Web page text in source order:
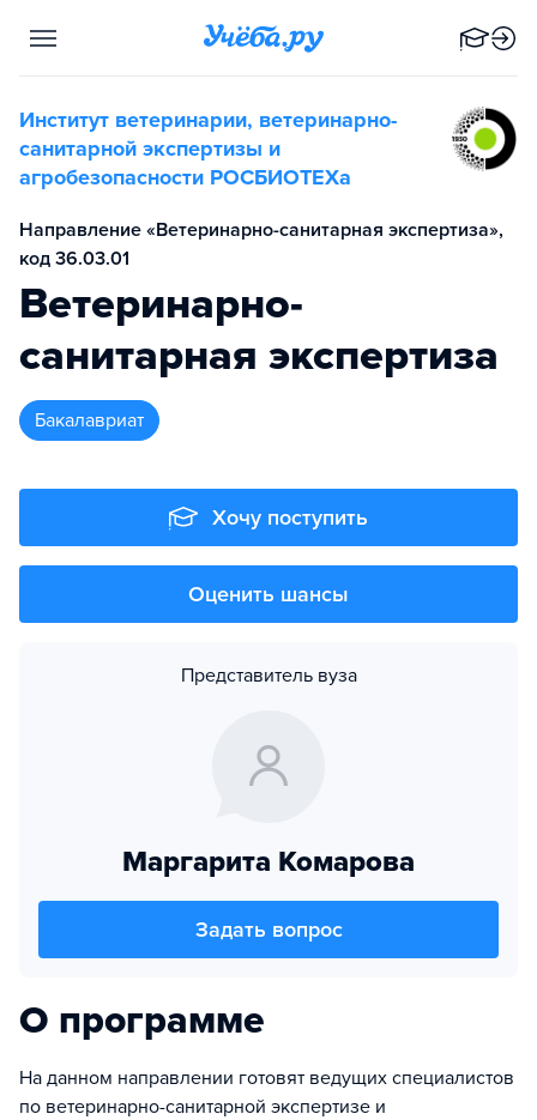
Институт ветеринарии, ветеринарно-
санитарной экспертизы и
агробезопасности РОСБИОТЕХа
Направление «Ветеринарно-санитарная экспертиза»,
код 36.03.01
Ветеринарно-
санитарная экспертиза
бакалавриат
Хочу поступить
Оценить шансы
Представитель вуза
Маргарита Комарова
Задать вопрос
О программе
На данном направлении готовят ведущих специалистов
по ветеринарно-санитарной экспертизе и